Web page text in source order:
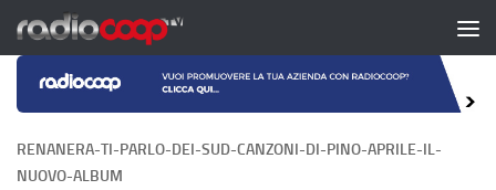
Salta al contenuto
RENANERA-TI-PARLO-DEI-SUD-CANZONI-DI-PINO-APRILE-IL-
NUOVO-ALBUM